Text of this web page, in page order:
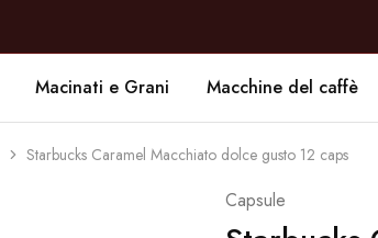
Macinati e Grani Macchine del caffè
Starbucks Caramel Macchiato dolce gusto 12 caps
Capsule